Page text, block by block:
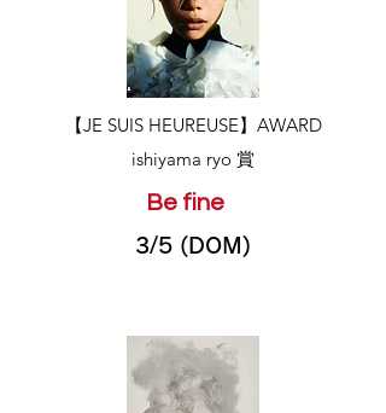
​【JE SUIS HEUREUSE】AWARD
ishiyama ryo 賞
Be fine
3/5 (DOM)